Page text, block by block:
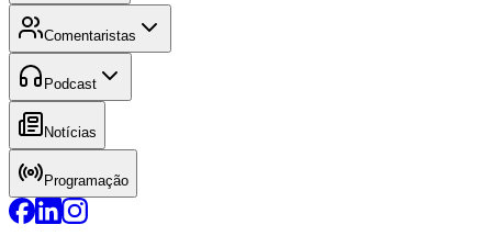
Comentaristas
Podcast
Notícias
Programação